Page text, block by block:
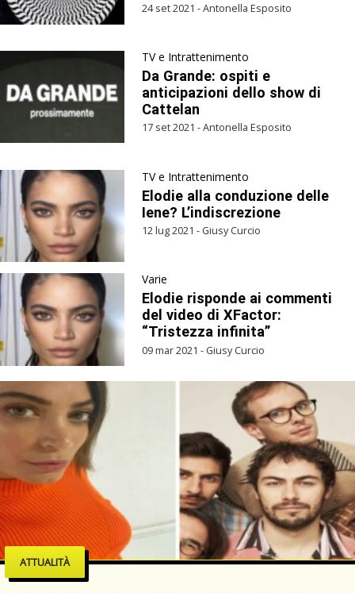
24 set 2021 - Antonella Esposito
TV e Intrattenimento
Da Grande: ospiti e
anticipazioni dello show di
Cattelan
17 set 2021 - Antonella Esposito
TV e Intrattenimento
Elodie alla conduzione delle
Iene? L’indiscrezione
12 lug 2021 - Giusy Curcio
Varie
Elodie risponde ai commenti
del video di XFactor:
“Tristezza infinita”
09 mar 2021 - Giusy Curcio
ATTUALITÀ